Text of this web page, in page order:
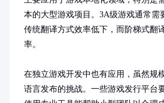
本的大型游戏项目。3A级游戏通常需
传统翻译方式效率低下，而阶梯式翻
率。
在独立游戏开发中也有应用，虽然规
语言发布的挑战。一些游戏发行平台